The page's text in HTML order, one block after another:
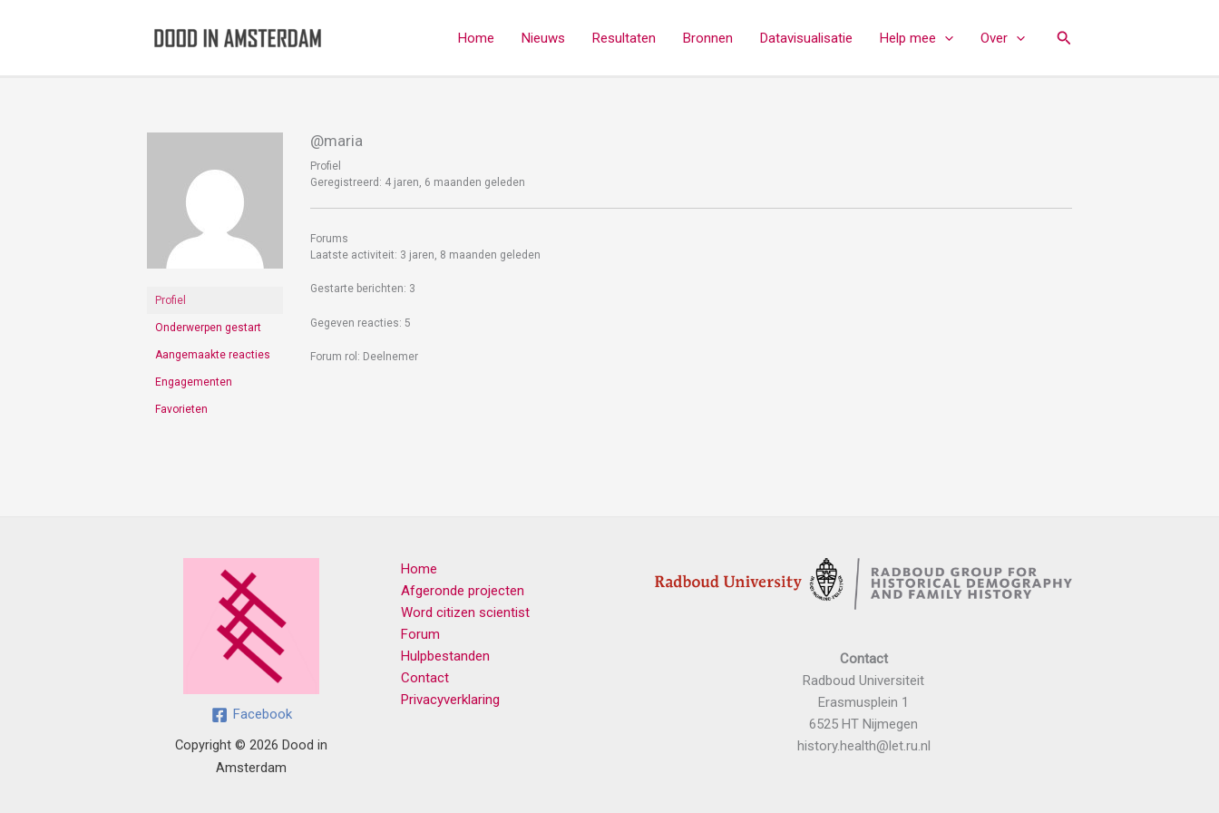
Home Nieuws Resultaten Bronnen Datavisualisatie Help mee Over Zoeken
Profiel
Onderwerpen gestart
Aangemaakte reacties
Engagementen
Favorieten
@maria
Profiel
Geregistreerd: 4 jaren, 6 maanden geleden
Forums
Laatste activiteit: 3 jaren, 8 maanden geleden
Gestarte berichten: 3
Gegeven reacties: 5
Forum rol: Deelnemer
Facebook
Copyright © 2026 Dood in
Amsterdam
Home
Afgeronde projecten
Word citizen scientist
Forum
Hulpbestanden
Contact
Privacyverklaring
Contact
Radboud Universiteit
Erasmusplein 1
6525 HT Nijmegen
history.health@let.ru.nl